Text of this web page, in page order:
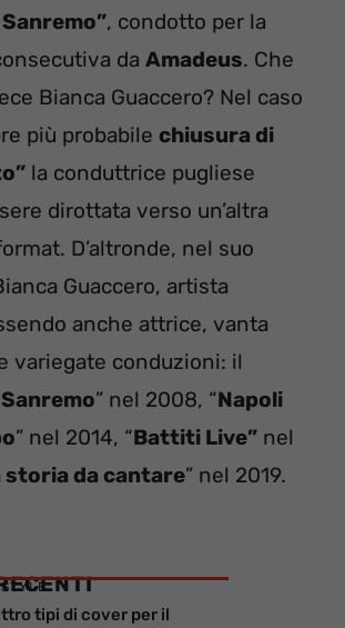
, condotto per la
da Amadeus. Che
Bianca Guaccero? Nel caso
più probabile chiusura di
la conduttrice pugliese
dirottata verso un’altra
D’altronde, nel suo
Guaccero, artista
anche attrice, vanta
variegate conduzioni: il
” nel 2008, “Napoli
” nel 2014, “Battiti Live” nel
storia da cantare” nel 2019.
tipi di cover per il